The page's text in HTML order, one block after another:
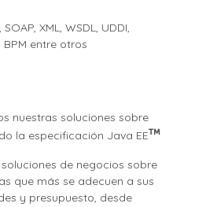
XML, WSDL, UDDI,
BPM entre otros
nuestras soluciones sobre
la especificación Java EE
de negocios sobre
que más se adecuen a sus
y presupuesto, desde